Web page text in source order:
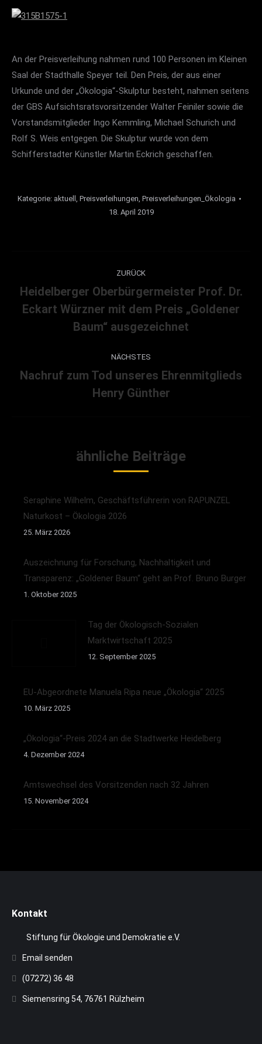
An der Preisverleihung nahmen rund 100 Personen im Kleinen
Saal der Stadthalle Speyer teil. Den Preis, der aus einer
Urkunde und der „Ökologia“-Skulptur besteht, nahmen seitens
der GBS Aufsichtsratsvorsitzender Walter Feiniler sowie die
Vorstandsmitglieder Ingo Kemmling, Michael Schurich und
Rolf S. Weis entgegen. Die Skulptur wurde von dem
Schifferstadter Künstler Martin Eckrich geschaffen.
Kategorie: aktuell , Preisverleihungen, Preisverleihungen_Ökologia
18. April 2019
Kommentarnavigation
ZURÜCK
Vorheriger
Beitrag:
Heidelberger Oberbürgermeister Prof. Dr.
Eckart Würzner mit dem Preis „Goldener
Baum“ ausgezeichnet
NÄCHSTES
Nächster
Beitrag:
Nachruf zum Tod unseres Ehrenmitglieds
Henry Günther
ähnliche Beiträge
Seraphine Wilhelm, Geschäftsführerin von RAPUNZEL
Naturkost – Ökologia 2026
25. März 2026
Auszeichnung für Forschung, Nachhaltigkeit und
Transparenz: „Goldener Baum“ geht an Prof. Bruno Burger
1. Oktober 2025
Tag der Ökologisch-Sozialen
Marktwirtschaft 2025
12. September 2025
EU-Abgeordnete Manuela Ripa neue „Ökologia“ 2025
10. März 2025
„Ökologia“-Preis 2024 an die Stadtwerke Heidelberg
4. Dezember 2024
Amtswechsel des Vorsitzenden nach 32 Jahren
15. November 2024
Kontakt
Stiftung für Ökologie und Demokratie e.V.
Email senden
(07272) 36 48
Siemensring 54, 76761 Rülzheim